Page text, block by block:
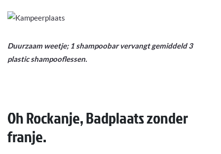
Duurzaam weetje; 1 shampoobar vervangt gemiddeld 3
plastic shampooflessen.
Oh Rockanje, Badplaats zonder
franje.